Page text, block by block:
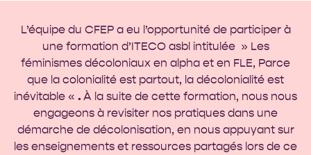
L’équipe du CFEP a eu l’opportunité de participer à
une formation d’ITECO asblintitulée » Les
féminismes décoloniaux en alpha et en FLE, Parce
que la colonialité est partout, la décolonialité est
inévitable « . À la suite de cette formation, nous nous
engageons à revisiter nos pratiques dans une
démarche de décolonisation, en nous appuyant sur
les enseignements et ressources partagés lors de ce